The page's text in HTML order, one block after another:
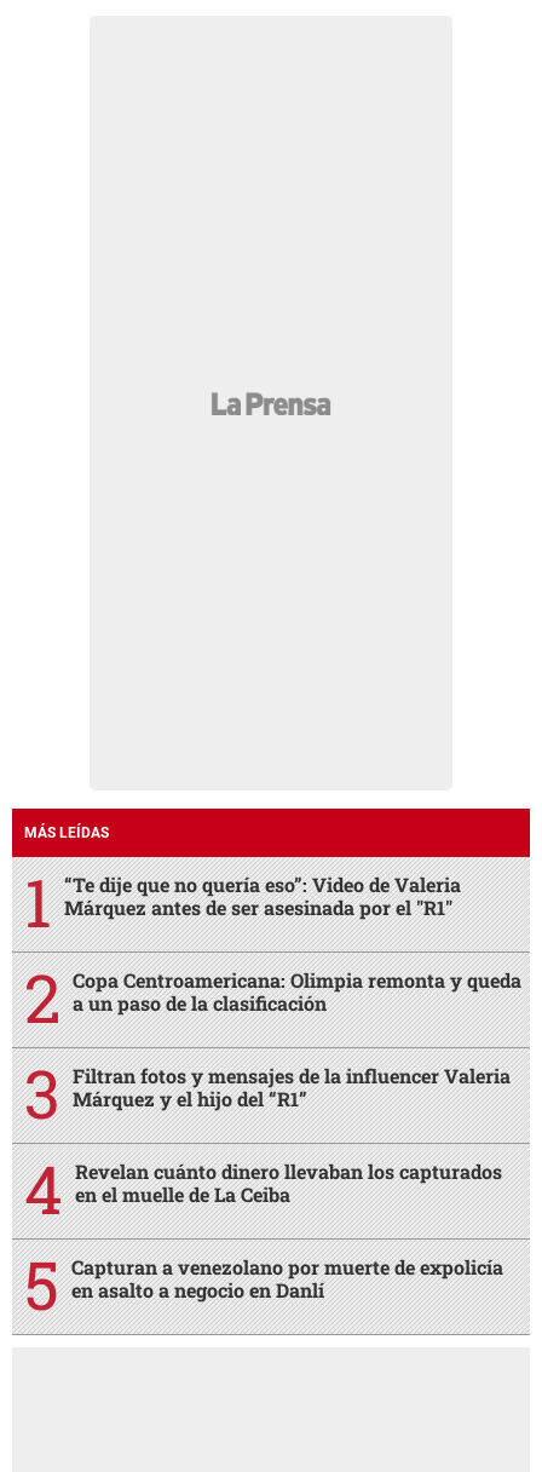
MÁS LEÍDAS
“Te dije que no quería eso”: Video de Valeria
Márquez antes de ser asesinada por el "R1"
Copa Centroamericana: Olimpia remonta y queda
a un paso de la clasificación
Filtran fotos y mensajes de la influencer Valeria
Márquez y el hijo del “R1”
Revelan cuánto dinero llevaban los capturados
en el muelle de La Ceiba
Capturan a venezolano por muerte de expolicía
en asalto a negocio en Danlí